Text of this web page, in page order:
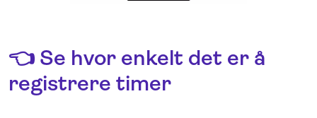
👈 Se hvor enkelt det er å
registrere timer